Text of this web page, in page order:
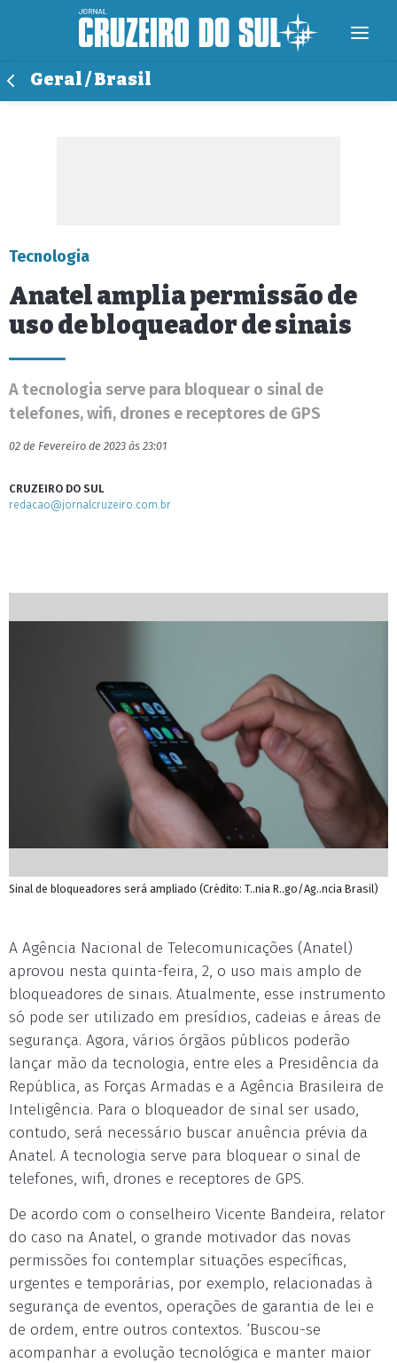
Geral / Brasil
Tecnologia
Anatel amplia permissão de
uso de bloqueador de sinais
A tecnologia serve para bloquear o sinal de
telefones, wifi, drones e receptores de GPS
02 de Fevereiro de 2023 às 23:01
CRUZEIRO DO SUL
redacao@jornalcruzeiro.com.br
Sinal de bloqueadores será ampliado (Crédito: T..nia R..go/Ag..ncia Brasil)
A Agência Nacional de Telecomunicações (Anatel)
aprovou nesta quinta-feira, 2, o uso mais amplo de
bloqueadores de sinais. Atualmente, esse instrumento
só pode ser utilizado em presídios, cadeias e áreas de
segurança. Agora, vários órgãos públicos poderão
lançar mão da tecnologia, entre eles a Presidência da
República, as Forças Armadas e a Agência Brasileira de
Inteligência. Para o bloqueador de sinal ser usado,
contudo, será necessário buscar anuência prévia da
Anatel. A tecnologia serve para bloquear o sinal de
telefones, wifi, drones e receptores de GPS.
De acordo com o conselheiro Vicente Bandeira, relator
do caso na Anatel, o grande motivador das novas
permissões foi contemplar situações específicas,
urgentes e temporárias, por exemplo, relacionadas à
segurança de eventos, operações de garantia de lei e
de ordem, entre outros contextos. ‘Buscou-se
acompanhar a evolução tecnológica e manter maior